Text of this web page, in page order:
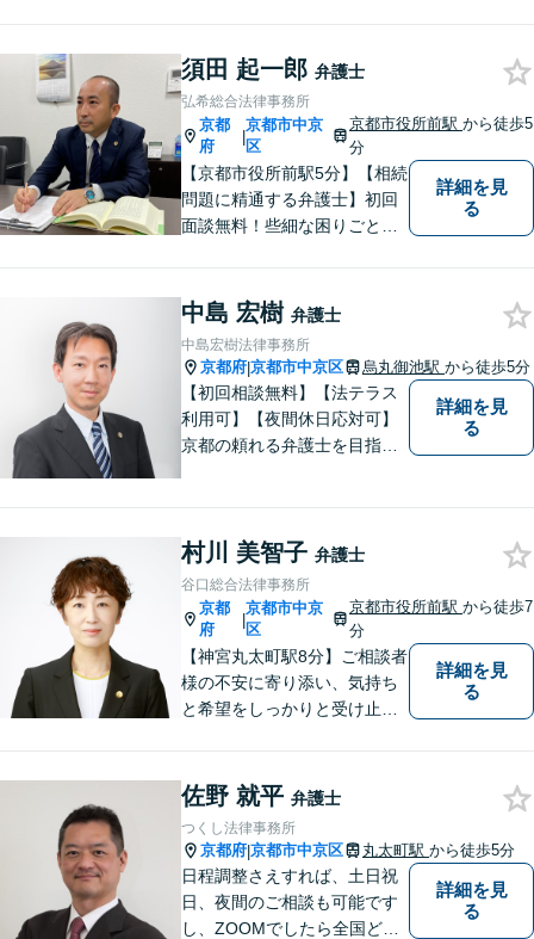
須田 起一郎 弁護士
弘希総合法律事務所
京都
府
|
京都市中京
区
京都市役所前駅から徒歩5
分
【京都市役所前駅5分】【相続
問題に精通する弁護士】初回
面談無料！些細な困りごと
ごとに真摯に向き合い、問題
解決へと導いてまいります。
まずはご相談ください。
詳細を見
る
中島 宏樹 弁護士
中島宏樹法律事務所
京都府|京都市中京区 烏丸御池駅 から徒歩5分
【初回相談無料】【法テラス
利用可】【夜間休日応対可】
京都の頼れる弁護士を目指し
ます。
詳細を見
る
村川 美智子 弁護士
谷口総合法律事務所
京都
府
|
京都市中京
区
京都市役所前駅から徒歩7
分
【神宮丸太町駅8分】ご相談者
様の不安に寄り添い、気持ち
と希望をしっかりと受け止め
う真摯にサポートします。ど
うぞお気軽にお話しくださ
い。【完全個室で相談可】
【地域密着型の法律事務所】
詳細を見
る
佐野 就平 弁護士
つくし法律事務所
京都府|京都市中京区 丸太町駅 から徒歩5分
日程調整さえすれば、土日祝
日、夜間のご相談も可能です
し、ZOOMでしたら全国どこ
詳細を見
る